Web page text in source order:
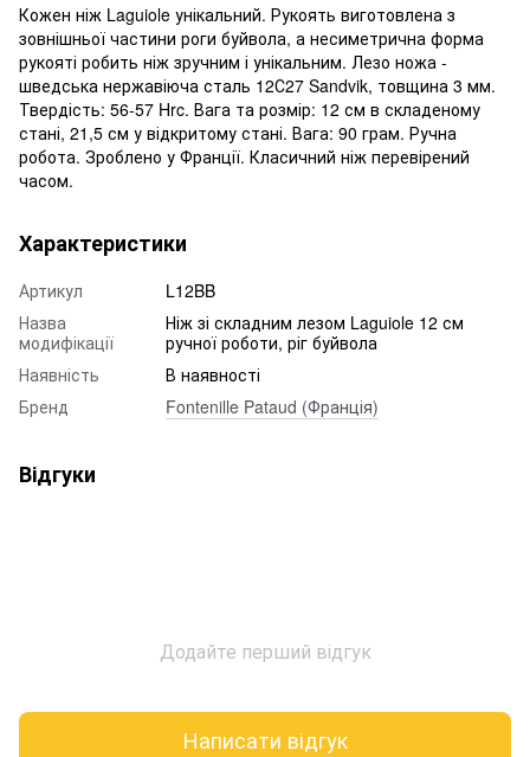
Кожен ніж Laguiole унікальний. Рукоять виготовлена ​​з
зовнішньої частини роги буйвола, а несиметрична форма
рукояті робить ніж зручним і унікальним. Лезо ножа -
шведська нержавіюча сталь 12С27 Sandvik, товщина 3 мм.
Твердість: 56-57 Hrc. Вага та розмір: 12 см в складеному
стані, 21,5 см у відкритому стані. Вага: 90 грам. Ручна
робота. Зроблено у Франції. Класичний ніж перевірений
часом.
Характеристики
Артикул
L12BB
Назва
модифікації
Ніж зі складним лезом Laguiole 12 см
ручної роботи, ріг буйвола
Наявність
В наявності
Бренд
Fontenille Pataud (Франція)
Відгуки
Додайте перший відгук
Написати відгук